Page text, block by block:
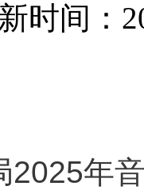
间：
2025年